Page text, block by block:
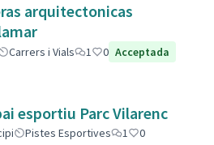
arquitectonicas
Carrers i Vials 1 0 Acceptada
esportiu Parc Vilarenc
Pistes Esportives 1
0